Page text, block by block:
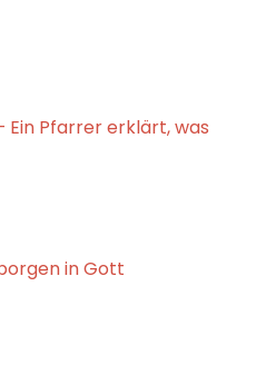
Ein Pfarrer erklärt, was
in Gott